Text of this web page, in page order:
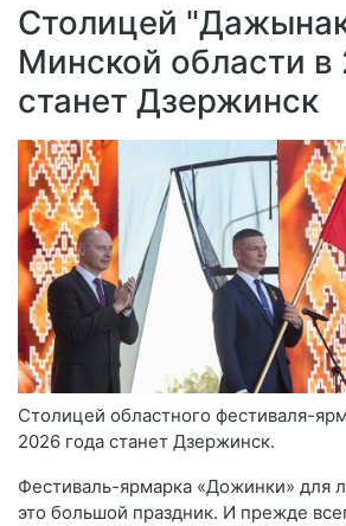
Столицей
Минской области в
станет Дзержинск
Столицей областного фестиваля-
2026 года станет Дзержинск.
Фестиваль-ярмарка «Дожинки» для
это большой праздник. И прежде